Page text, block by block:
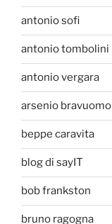
antonio sofi
antonio tombolini
antonio vergara
arsenio bravuomo
beppe caravita
blog di sayIT
bob frankston
bruno ragogna